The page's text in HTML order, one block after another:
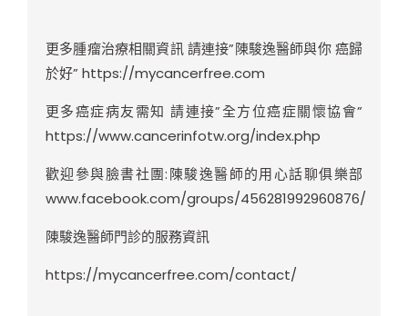
更多腫瘤治療相關資訊 請連接”陳駿逸醫師與你 癌歸
於好” https://mycancerfree.com
更多癌症病友需知 請連接”全方位癌症關懷協會”
https://www.cancerinfotw.org/index.php
歡迎參與臉書社團:陳駿逸醫師的用心話聊俱樂部
www.facebook.com/groups/456281992960876/
陳駿逸醫師門診的服務資訊
https://mycancerfree.com/contact/